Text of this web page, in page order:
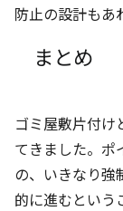
防止の設計もあ
まとめ
ゴミ屋敷片付け
てきました。ポ
の、いきなり
的に進むという